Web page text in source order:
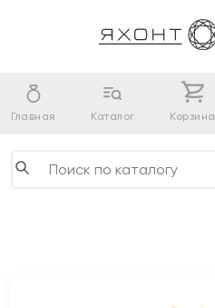
Главная Каталог Корзина